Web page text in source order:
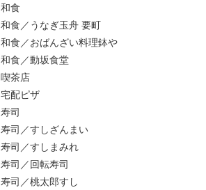
和食
和食／うなぎ玉舟 要町
和食／おばんざい料理鉢や
和食／動坂食堂
喫茶店
宅配ピザ
寿司
寿司／すしざんまい
寿司／すしまみれ
寿司／回転寿司
寿司／桃太郎すし